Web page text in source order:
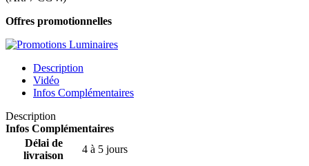
Offres promotionnelles
Description
Vidéo
Infos Complémentaires
Description
Infos Complémentaires
Délai de
livraison
4 à 5 jours